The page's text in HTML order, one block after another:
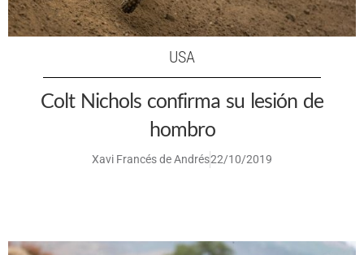
USA
Colt Nichols confirma su lesión de
hombro
Xavi Francés de Andrés22/10/2019